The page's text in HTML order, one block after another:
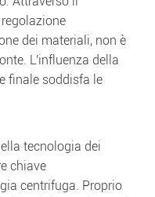
dei materiali, non è
L'influenza della
finale soddisfa le
tecnologia dei
chiave
centrifuga. Proprio